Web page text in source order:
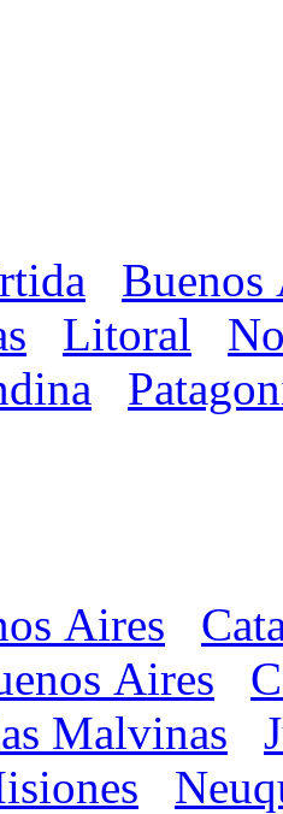
Buenos
Litoral
Aires
Aires
Malvinas